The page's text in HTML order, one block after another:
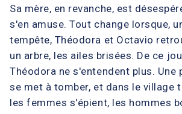
Sa mère, en revanche, est
s'en amuse. Tout change lorsque,
tempête, Théodora et Octavio
un arbre, les ailes brisées. De ce
Théodora ne s'entendent plus. Une
se met à tomber, et dans le village
les femmes s'épient, les hommes